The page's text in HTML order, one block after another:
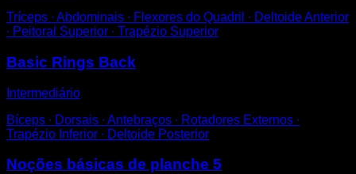
Tríceps ∙ Abdominais ∙ Flexores do Quadril ∙ Deltoide Anterior
∙ Peitoral Superior ∙ Trapézio Superior
Basic Rings Back
Intermediário
Bíceps ∙ Dorsais ∙ Antebraços ∙ Rotadores Externos ∙
Trapézio Inferior ∙ Deltoide Posterior
Noções básicas de planche 5